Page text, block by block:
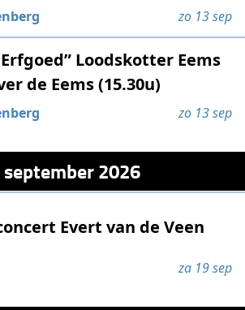
zo 13 sep
Loodskotter Eems
de Eems (15.30u)
zo 13 sep
2026
Evert van de Veen
za 19 sep